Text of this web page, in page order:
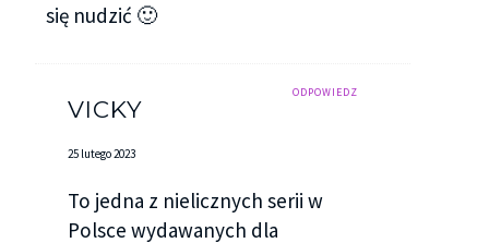
się nudzić 🙂
ODPOWIEDZ
VICKY
25 lutego 2023
To jedna z nielicznych serii w
Polsce wydawanych dla